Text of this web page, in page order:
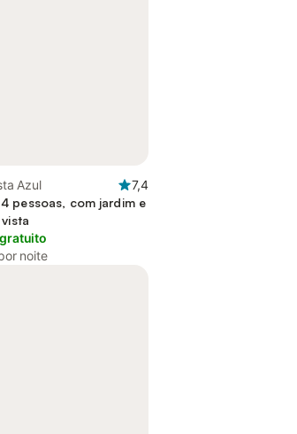
Azul
7,4
pessoas, com jardim e
noite